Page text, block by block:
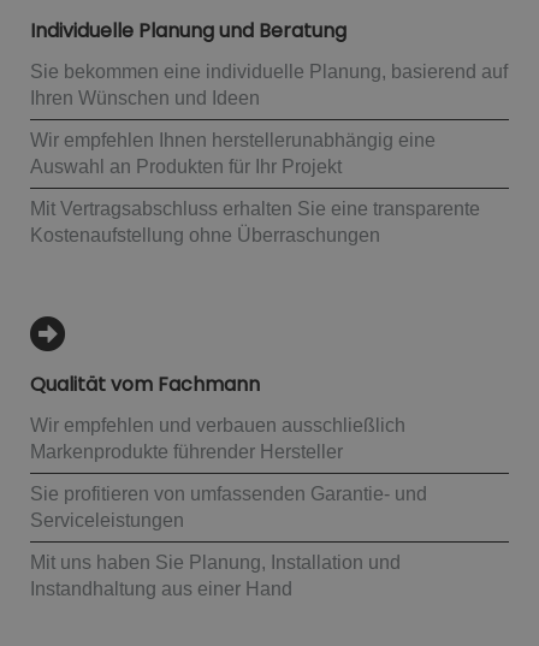
Individuelle Planung und Beratung
Sie bekommen eine individuelle Planung, basierend auf
Ihren Wünschen und Ideen
Wir empfehlen Ihnen herstellerunabhängig eine
Auswahl an Produkten für Ihr Projekt
Mit Vertragsabschluss erhalten Sie eine transparente
Kostenaufstellung ohne Überraschungen
Qualität vom Fachmann
Wir empfehlen und verbauen ausschließlich
Markenprodukte führender Hersteller
Sie profitieren von umfassenden Garantie- und
Serviceleistungen
Mit uns haben Sie Planung, Installation und
Instandhaltung aus einer Hand